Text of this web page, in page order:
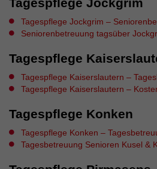
Tagespflege Jockgrim –
Seniorenbetreuung tagsüber
Tagespflege
Tagespflege Kaiserslautern –
Tagespflege Kaiserslautern –
Tagespflege Konken
Tagespflege Konken –
Tagesbetreuung Senioren Kusel &